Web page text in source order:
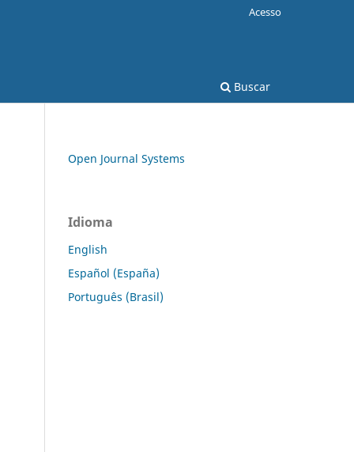
Buscar
Acesso
Open Journal Systems
Idioma
English
Español (España)
Português (Brasil)